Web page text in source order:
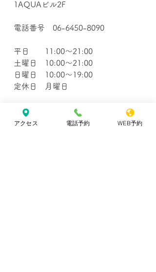
1AQUAビル2F
電話番号　06-6450-8090
平日　　11:00～21:00
土曜日　10:00～21:00
日曜日　10:00～19:00
定休日　月曜日
#美容室
#美容院#肥後橋#土佐堀#淀
屋橋#髪質#髪質改善トリートメント
アクセス 電話予約 WEB予約